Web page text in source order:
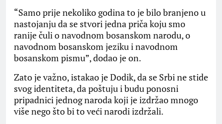
“Samo prije nekoliko godina to je bilo branjeno u
nastojanju da se stvori jedna priča koju smo
ranije čuli o navodnom bosanskom narodu, o
navodnom bosanskom jeziku i navodnom
bosanskom pismu”, dodao je on.
Zato je važno, istakao je Dodik, da se Srbi ne stide
svog identiteta, da poštuju i budu ponosni
pripadnici jednog naroda koji je izdržao mnogo
više nego što bi to veći narodi izdržali.